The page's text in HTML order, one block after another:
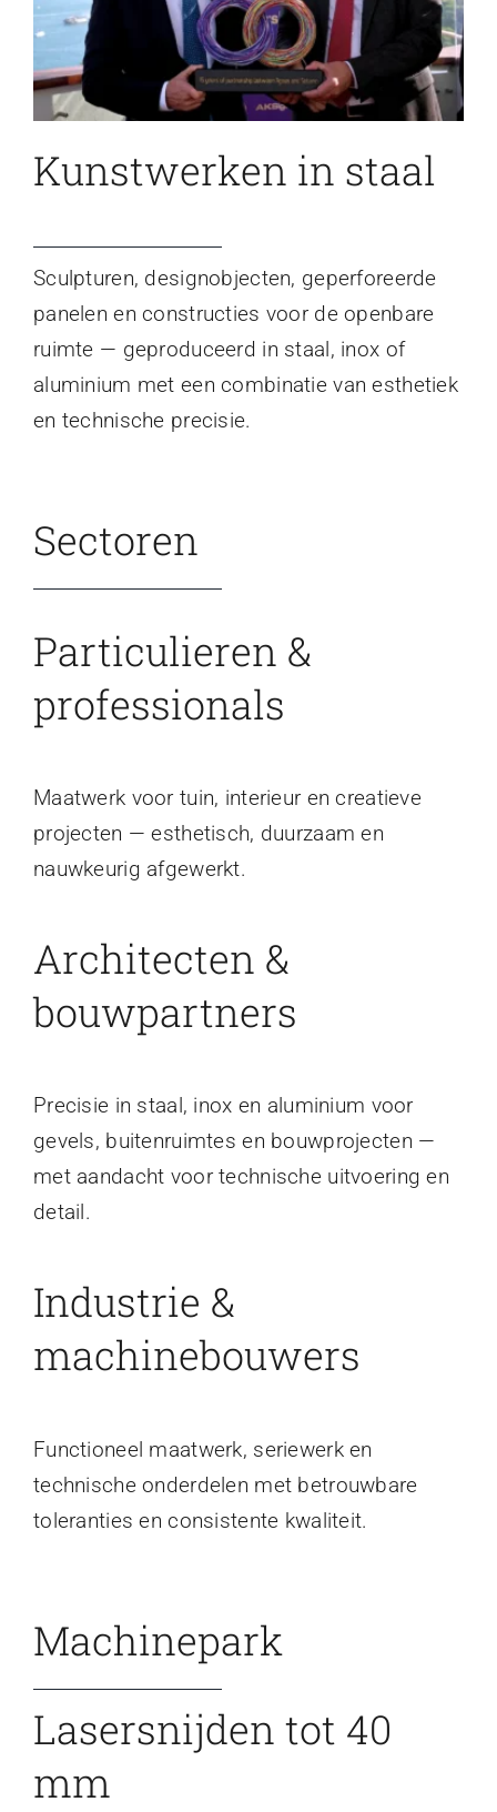
Kunstwerken in staal
Sculpturen, designobjecten, geperforeerde
panelen en constructies voor de openbare
ruimte — geproduceerd in staal, inox of
aluminium met een combinatie van esthetiek
en technische precisie.
Sectoren
Particulieren &
professionals
Maatwerk voor tuin, interieur en creatieve
projecten — esthetisch, duurzaam en
nauwkeurig afgewerkt.
Architecten &
bouwpartners
Precisie in staal, inox en aluminium voor
gevels, buitenruimtes en bouwprojecten —
met aandacht voor technische uitvoering en
detail.
Industrie &
machinebouwers
Functioneel maatwerk, seriewerk en
technische onderdelen met betrouwbare
toleranties en consistente kwaliteit.
Machinepark
Lasersnijden tot 40
mm